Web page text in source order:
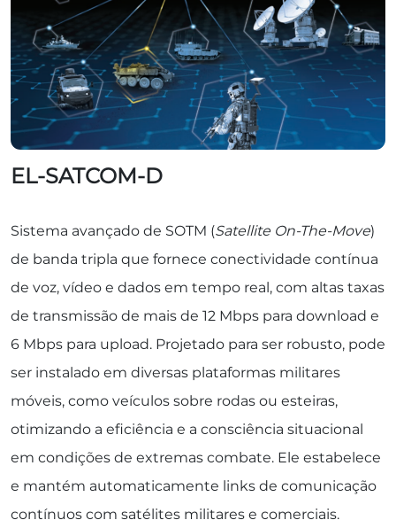
EL-SATCOM-D
Sistema avançado de SOTM (Satellite On-The-Move)
de banda tripla que fornece conectividade contínua
de voz, vídeo e dados em tempo real, com altas taxas
de transmissão de mais de 12 Mbps para download e
6 Mbps para upload. Projetado para ser robusto, pode
ser instalado em diversas plataformas militares
móveis, como veículos sobre rodas ou esteiras,
otimizando a eficiência e a consciência situacional
em condições de extremas combate. Ele estabelece
e mantém automaticamente links de comunicação
contínuos com satélites militares e comerciais.